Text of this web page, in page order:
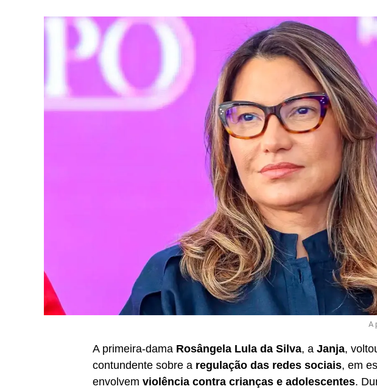
A
A primeira-dama Rosângela Lula da Silva, a Janja,
contundente sobre a regulação das redes sociais, em
envolvem violência contra crianças e adolescentes.